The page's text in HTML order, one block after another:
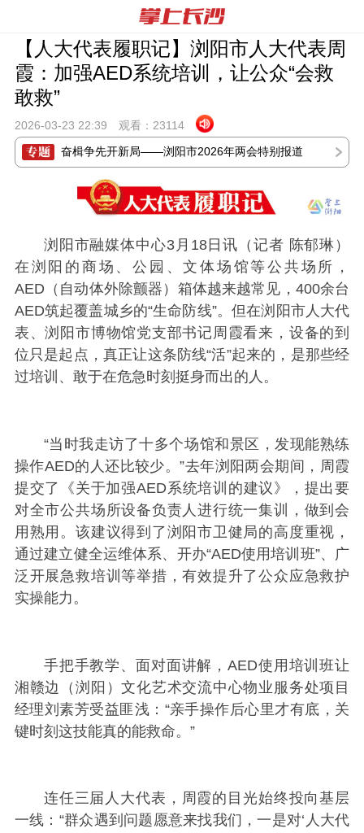
【人大代表履职记】浏阳市人大代表周
霞：加强AED系统培训，让公众“会救
敢救”
2026-03-23 22:39 观看： 23114
奋楫争先开新局——浏阳市2026年两会特别报道
浏阳市融媒体中心3月18日讯（记者 陈郁琳）
在浏阳的商场、公园、文体场馆等公共场所，
AED（自动体外除颤器）箱体越来越常见，400余台
AED筑起覆盖城乡的“生命防线”。但在浏阳市人大代
表、浏阳市博物馆党支部书记周霞看来，设备的到
位只是起点，真正让这条防线“活”起来的，是那些经
过培训、敢于在危急时刻挺身而出的人。
“当时我走访了十多个场馆和景区，发现能熟练
操作AED的人还比较少。”去年浏阳两会期间，周霞
提交了《关于加强AED系统培训的建议》，提出要
对全市公共场所设备负责人进行统一集训，做到会
用熟用。该建议得到了浏阳市卫健局的高度重视，
通过建立健全运维体系、开办“AED使用培训班”、广
泛开展急救培训等举措，有效提升了公众应急救护
实操能力。
手把手教学、面对面讲解，AED使用培训班让
湘赣边（浏阳）文化艺术交流中心物业服务处项目
经理刘素芳受益匪浅：“亲手操作后心里才有底，关
键时刻这技能真的能救命。”
连任三届人大代表，周霞的目光始终投向基层
一线：“群众遇到问题愿意来找我们，一是对‘人大代